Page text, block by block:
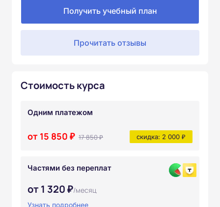
Получить учебный план
Прочитать отзывы
Стоимость курса
Одним платежом
от 15 850 ₽ 17 850 ₽ скидка: 2 000 ₽
Частями без переплат
от 1 320 ₽/месяц
Узнать подробнее